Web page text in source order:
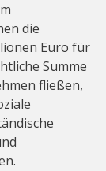
die
Euro für
Summe
fließen,